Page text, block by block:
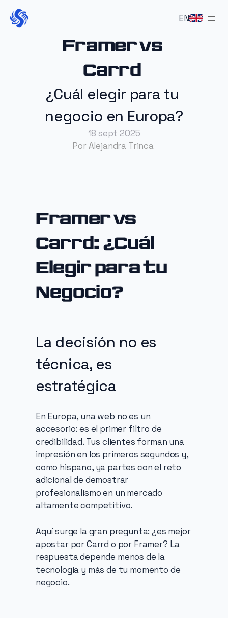
EN
Framer vs
Carrd
¿Cuál elegir para tu
negocio en Europa?
18 sept 2025
Por Alejandra Trinca
Framer vs
Carrd: ¿Cuál
Elegir para tu
Negocio?
La decisión no es
técnica, es
estratégica
En Europa, una web no es un
accesorio: es el primer filtro de
credibilidad. Tus clientes forman una
impresión en los primeros segundos y,
como hispano, ya partes con el reto
adicional de demostrar
profesionalismo en un mercado
altamente competitivo.
Aquí surge la gran pregunta: ¿es mejor
apostar por Carrd o por Framer? La
respuesta depende menos de la
tecnología y más de tu momento de
negocio.